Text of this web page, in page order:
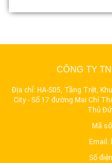
CÔNG TY
Địa chỉ: HA-S05, Tầng Trệt,
City - Số 17 đường Mai Chí
Thủ
Mã
Email:
Số